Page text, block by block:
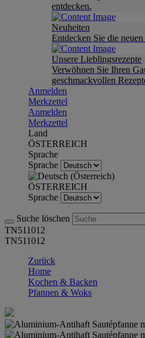
entdecken.
Neuheiten
Entdecken Sie die
Unsere Lieblingsrezepte
Verwöhnen Sie Ihren
geschmackvollen
Anmelden
Merkzettel
Anmelden
Merkzettel
Land
ÖSTERREICH
Sprache
Sprache
ÖSTERREICH
Sprache
Suche löschen
TN511012
TN511012
Zurück
Home
Kochen & Backen
Pfannen & Woks